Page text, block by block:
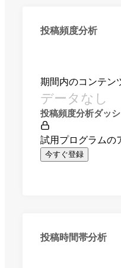
投稿頻度分析
期間内のコンテン
データなし
投稿頻度分析ダッ
試用プログラムの
今すぐ登録
投稿時間帯分析